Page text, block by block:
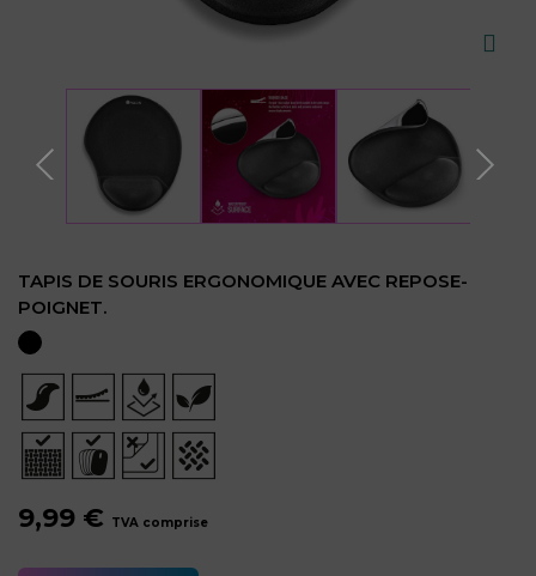
TAPIS DE SOURIS ERGONOMIQUE AVEC REPOSE-
POIGNET.
9,99 € TVA comprise